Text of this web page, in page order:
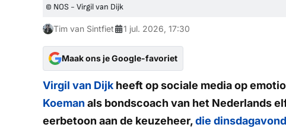
© NOS - Virgil van Dijk
Tim van Sintfiet 1 jul. 2026, 17:30
Maak ons je Google-favoriet
Virgil van Dijk heeft op sociale media op
Koeman als bondscoach van het Nederlands
eerbetoon aan de keuzeheer,die